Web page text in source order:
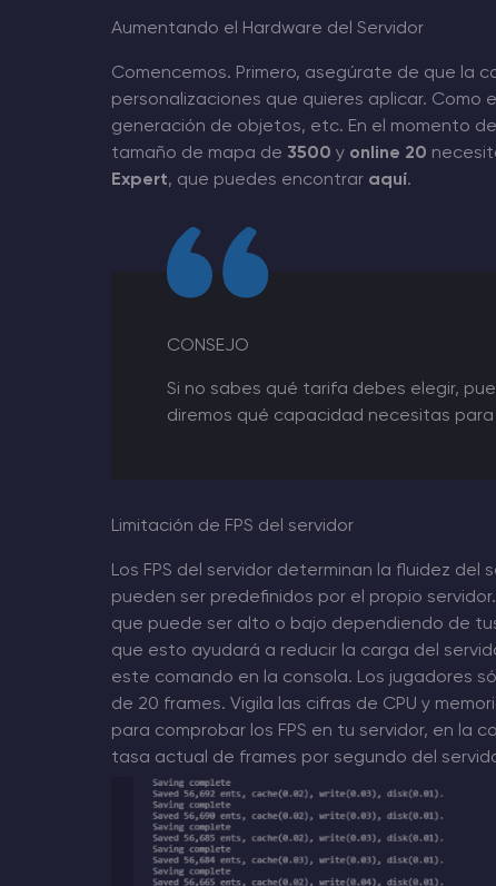
Aumentando el Hardware del Servidor
Comencemos. Primero, asegúrate de que la
personalizaciones que quieres aplicar. Como
generación de objetos, etc. En el momento
tamaño de mapa de 3500 y online 20
Expert, que puedes encontrar aquí.
CONSEJO
Si no sabes qué tarifa debes elegir,
diremos qué capacidad necesitas
Limitación de FPS del servidor
Los FPS del servidor determinan la fluidez del
pueden ser predefinidos por el propio
que puede ser alto o bajo dependiendo de
que esto ayudará a reducir la carga del
este comando en la consola. Los jugadores
de 20 frames. Vigila las cifras de CPU y
para comprobar los FPS en tu servidor, en la
tasa actual de frames por segundo del